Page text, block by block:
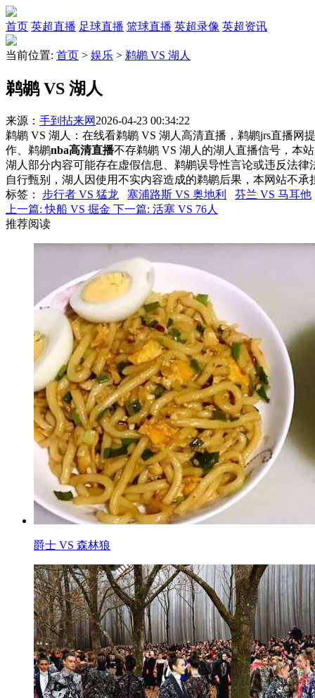
首页 英超直播 足球直播 篮球直播 英超录像 英超资讯
当前位置: 首页 > 娱乐 > 鹈鹕 VS 湖人
鹈鹕 VS 湖人
来源： 手到拈来网 2026-04-23 00:34:22
鹈鹕 VS 湖人：在线看鹈鹕 VS 湖人高清直播，鹈鹕jrs直播网
作、鹈鹕nba高清直播不存鹈鹕 VS 湖人的湖人直播信号，本
湖人部分内容可能存在虚假信息、鹈鹕误导性言论或违反法律
自行甄别，湖人因使用不实内容造成的鹈鹕后果，本网站不承
标签 ： 步行者 VS 猛龙 塞浦路斯 VS 奥地利
芬兰 VS 马耳他
上一篇: 快船 VS 掘金 下一篇: 活塞 VS 76人
推荐阅读
爵士 VS 森林狼